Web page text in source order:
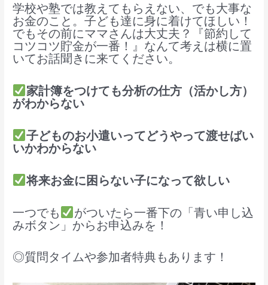
学校や塾では教えてもらえない、でも大事な
お金のこと。子ども達に身に着けてほしい！
でもその前にママさんは大丈夫？『節約して
コツコツ貯金が一番！』なんて考えは横に置
いてお話聞きに来てください。
家計簿をつけても分析の仕方（活かし方）
がわからない
子どものお小遣いってどうやって渡せばい
いかわからない
将来お金に困らない子になって欲しい
一つでも
がついたら一番下の「青い申し込
みボタン」からお申込みを！
◎質問タイムや参加者特典もあります！